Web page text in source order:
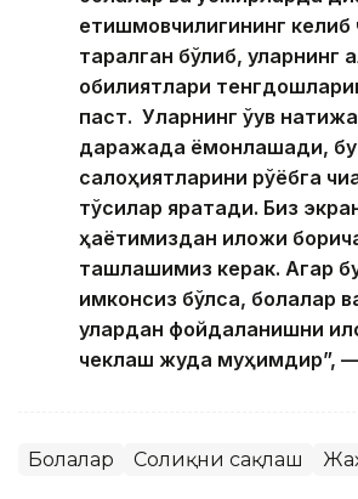
етишмовчилигининг келиб
тарқалган бўлиб, уларнинг
қобилиятлари
паст. Уларнинг ўқув
даражада ёмонлашади, бу
салоҳиятларини рўёбга
тўсиқлар яратади. Биз
ҳаётимиздан иложи
ташлашимиз керак. Агар бу
имконсиз бўлса, болалар
улардан фойдаланишни
чеклаш жуда муҳимдир”,
Болалар Соғлиқни сақлаш